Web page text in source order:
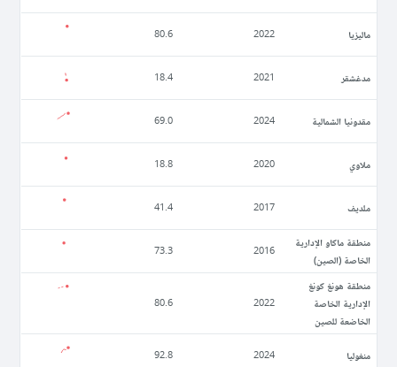
ماليزيا 2022
80.6
مدغشقر 2021
18.4
مقدونيا الشمالية 2024
69.0
ملاوي 2020
18.8
ملديف 2017
41.4
منطقة ماكاو الإدارية
الخاصة (الصين)
2016
73.3
منطقة هونغ كونغ
الإدارية الخاصة
الخاضعة للصين
2022
80.6
منغوليا 2024
92.8